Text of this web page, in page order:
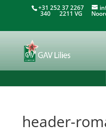
+31 252 37 2267
340 2211 VG
header-